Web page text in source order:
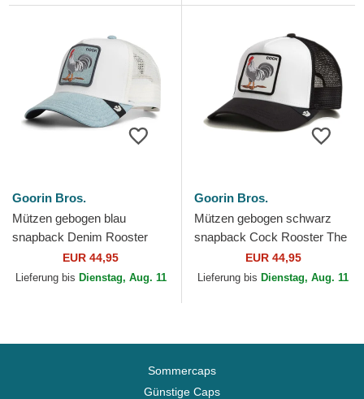
Goorin Bros.
Mützen gebogen blau
snapback Denim Rooster
The Farm Goorin Bros.
EUR 44,95
Lieferung bis Dienstag, Aug. 11
Goorin Bros.
Mützen gebogen schwarz
snapback Cock Rooster The
Farm Goorin Bros.
EUR 44,95
Lieferung bis Dienstag, Aug. 11
Sommercaps
Günstige Caps